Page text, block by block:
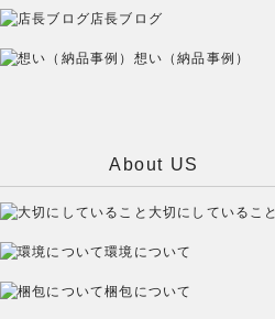
店長ブログ
想い（納品事例）
About US
大切にしていること
環境について
梱包について